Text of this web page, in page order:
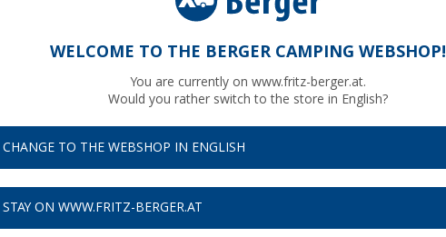
DAKEN LOCKS
WELCOME TO THE BERGER CAMPING WEBSHOP!
You are currently on www.fritz-berger.at.
Would you rather switch to the store in English?
CHANGE TO THE WEBSHOP IN ENGLISH
STAY ON WWW.FRITZ-BERGER.AT